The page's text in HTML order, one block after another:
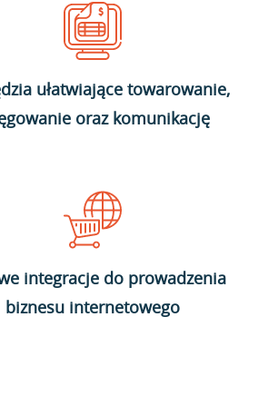
ułatwiające towarowanie,
oraz komunikację
integracje do prowadzenia
biznesu internetowego